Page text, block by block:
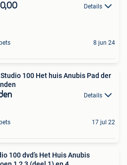
Details
8 jun 24
Studio 100 Het huis Anubis Pad der
Details
17 jul 22
100 dvd’s Het Huis Anubis